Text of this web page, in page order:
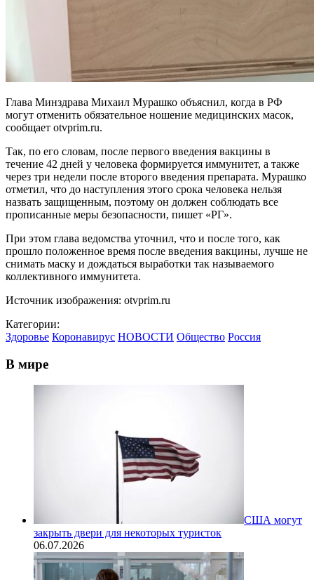
Глава Минздрава Михаил Мурашко объяснил, когда в РФ
могут отменить обязательное ношение медицинских масок,
сообщает otvprim.ru.
Так, по его словам, после первого введения вакцины в
течение 42 дней у человека формируется иммунитет, а также
через три недели после второго введения препарата. Мурашко
отметил, что до наступления этого срока человека нельзя
назвать защищенным, поэтому он должен соблюдать все
прописанные меры безопасности, пишет «РГ».
При этом глава ведомства уточнил, что и после того, как
прошло положенное время после введения вакцины, лучше не
снимать маску и дождаться выработки так называемого
коллективного иммунитета.
Источник изображения: otvprim.ru
Категории:
Здоровье Коронавирус НОВОСТИ Общество Россия
В мире
США могут
закрыть двери для некоторых туристок
06.07.2026